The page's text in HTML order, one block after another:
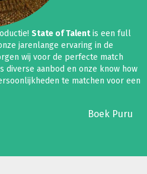
State of Talentis een full
jarenlange ervaring in de
wij voor de perfecte match
diverse aanbod en onze know how
te matchen voor een
Boek Puru